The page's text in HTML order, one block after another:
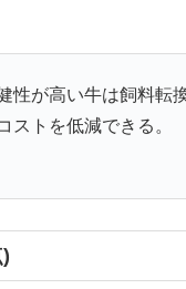
性が高い牛は飼料転
ストを低減できる。